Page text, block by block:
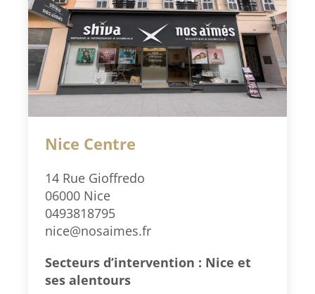
Nice Centre
14 Rue Gioffredo
06000 Nice
0493818795
nice@nosaimes.fr
Secteurs d’intervention : Nice et
ses alentours